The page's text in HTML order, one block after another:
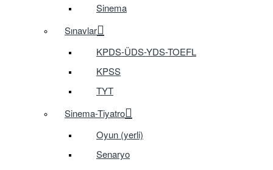
Sinema
Sınavlar
KPDS-ÜDS-YDS-TOEFL
KPSS
TYT
Sinema-Tiyatro
Oyun (yerli)
Senaryo